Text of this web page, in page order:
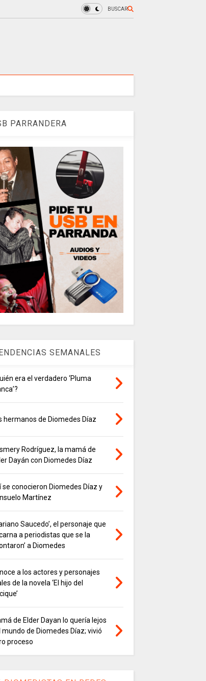
BUSCAR
PARRANDERA
SEMANALES
era el verdadero ‘Pluma
hermanos de Diomedes Díaz
Rodríguez, la mamá de
Dayán con Diomedes Díaz
se conocieron Diomedes Díaz y
Martínez
Saucedo’, el personaje que
a periodistas que se la
a Diomedes
a los actores y personajes
de la novela ‘El hijo del
de Elder Dayan lo quería lejos
mundo de Diomedes Díaz; vivió
proceso